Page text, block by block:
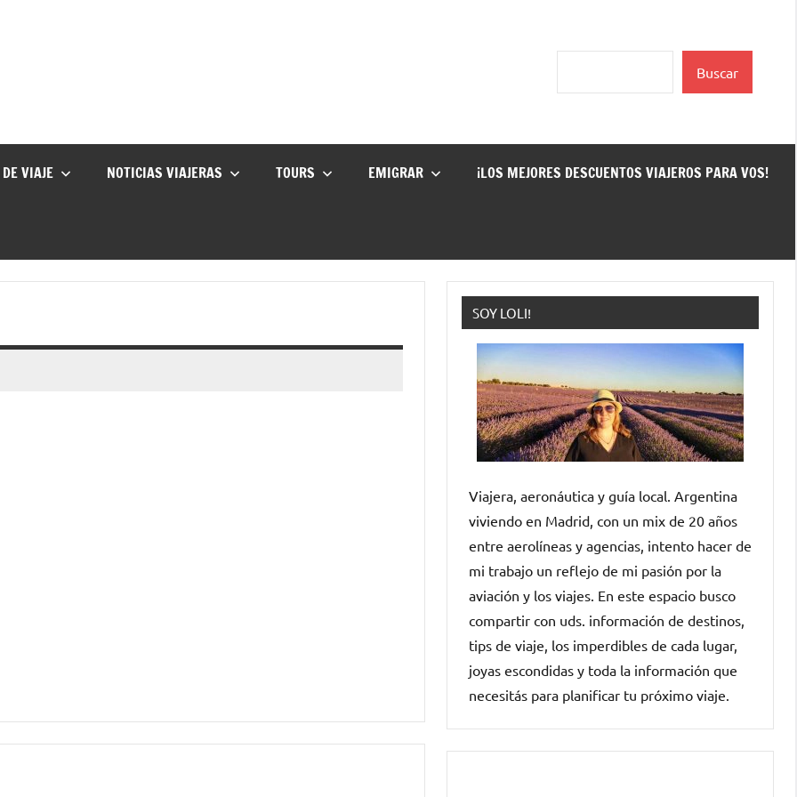
Buscar
VIAJE NOTICIAS VIAJERAS TOURS EMIGRAR ¡LOS MEJORES DESCUENTOS VIAJEROS PARA VOS!
SOY LOLI!
Viajera, aeronáutica y guía local. Argentina
viviendo en Madrid, con un mix de 20 años
entre aerolíneas y agencias, intento hacer de
mi trabajo un reflejo de mi pasión por la
aviación y los viajes. En este espacio busco
compartir con uds. información de destinos,
tips de viaje, los imperdibles de cada lugar,
joyas escondidas y toda la información que
necesitás para planificar tu próximo viaje.